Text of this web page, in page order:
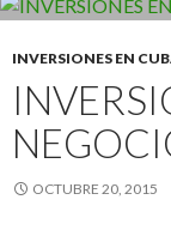
INVERSIONES EN
OCTUBRE 20, 2015